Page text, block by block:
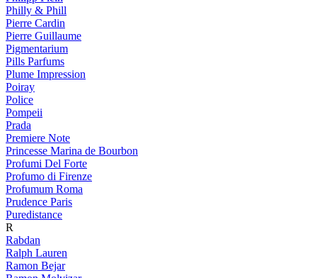
Philly & Phill
Pierre Cardin
Pierre Guillaume
Pigmentarium
Pills Parfums
Plume Impression
Poiray
Police
Pompeii
Prada
Premiere Note
Princesse Marina de Bourbon
Profumi Del Forte
Profumo di Firenze
Profumum Roma
Prudence Paris
Puredistance
R
Rabdan
Ralph Lauren
Ramon Bejar